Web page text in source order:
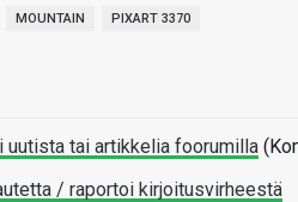
MOUNTAIN PIXART 3370
uutista tai artikkelia foorumilla
/ raportoi kirjoitusvirheestä